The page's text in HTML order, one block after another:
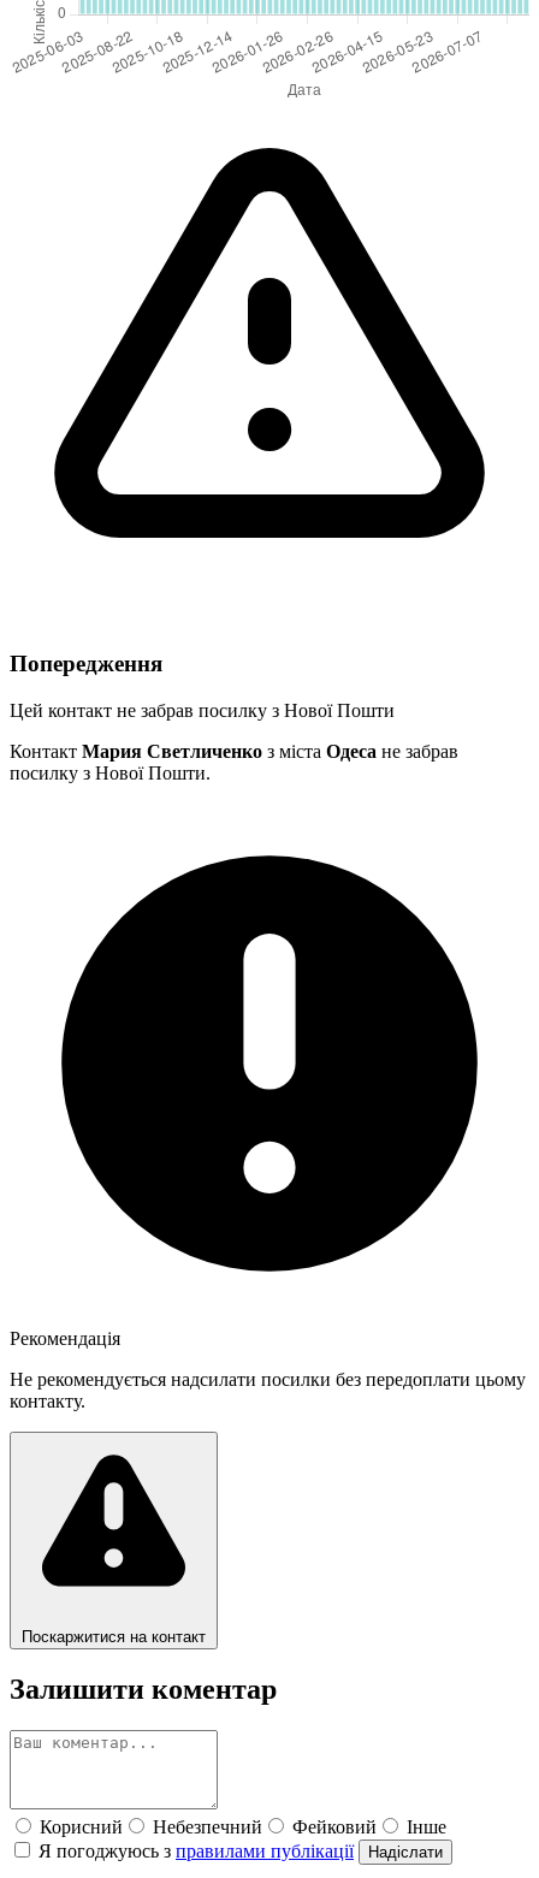
Попередження
Цей контакт не забрав посилку з Нової Пошти
Контакт Мария Светличенко з міста Одеса не забрав
посилку з Нової Пошти.
Рекомендація
Не рекомендується надсилати посилки без передоплати цьому
контакту.
Поскаржитися на контакт
Залишити коментар
Корисний Небезпечний Фейковий
Інше
Я погоджуюсь з правилами публікації Надіслати